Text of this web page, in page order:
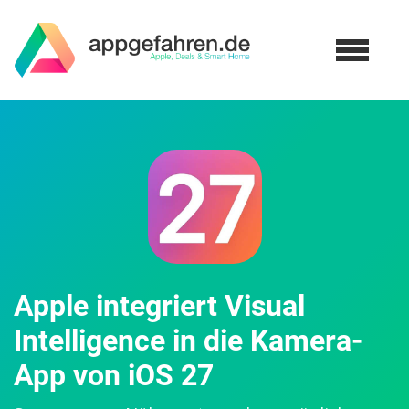
Apple integriert Visual
Intelligence in die Kamera-
App von iOS 27